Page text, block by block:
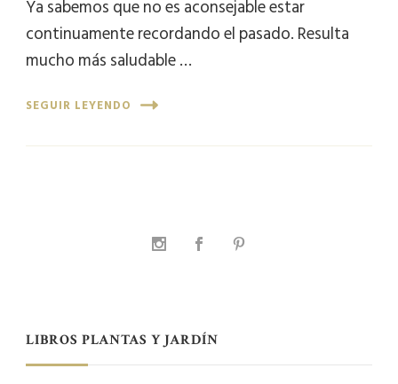
Ya sabemos que no es aconsejable estar
continuamente recordando el pasado. Resulta
mucho más saludable …
SEGUIR LEYENDO
LIBROS PLANTAS Y JARDÍN